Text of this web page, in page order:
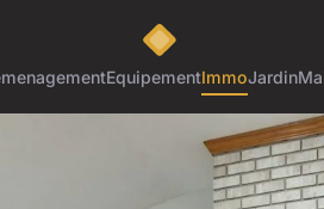
EquipementImmoJardin